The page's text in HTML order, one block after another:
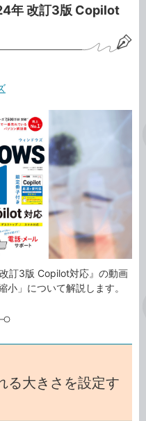
年 改訂3版 Copilot
訂3版 Copilot対応』の動画
」について解説します。
る大きさを設定す